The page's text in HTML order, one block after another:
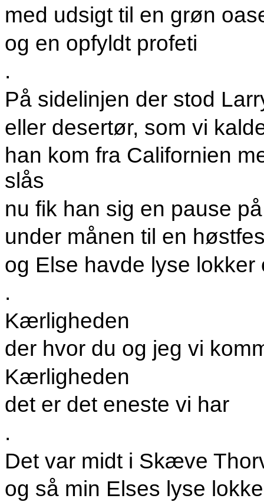
med udsigt til en grøn
og en opfyldt profeti
.
På sidelinjen der stod
eller desertør, som vi
han kom fra Californien
slås
nu fik han sig en pause
under månen til en
og Else havde lyse
.
Kærligheden
der hvor du og jeg vi
Kærligheden
det er det eneste vi har
.
Det var midt i Skæve
og så min Elses lyse